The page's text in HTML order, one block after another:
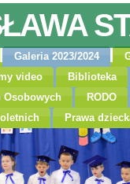
Galeria 2023/2024
video
Biblioteka
Osobowych
RODO
Prawa